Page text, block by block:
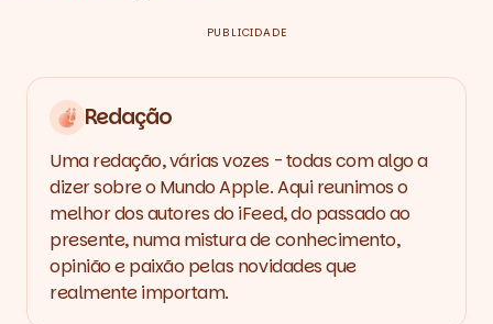
PUBLICIDADE
Redação
Uma redação, várias vozes - todas com algo a
dizer sobre o Mundo Apple. Aqui reunimos o
melhor dos autores do iFeed, do passado ao
presente, numa mistura de conhecimento,
opinião e paixão pelas novidades que
realmente importam.